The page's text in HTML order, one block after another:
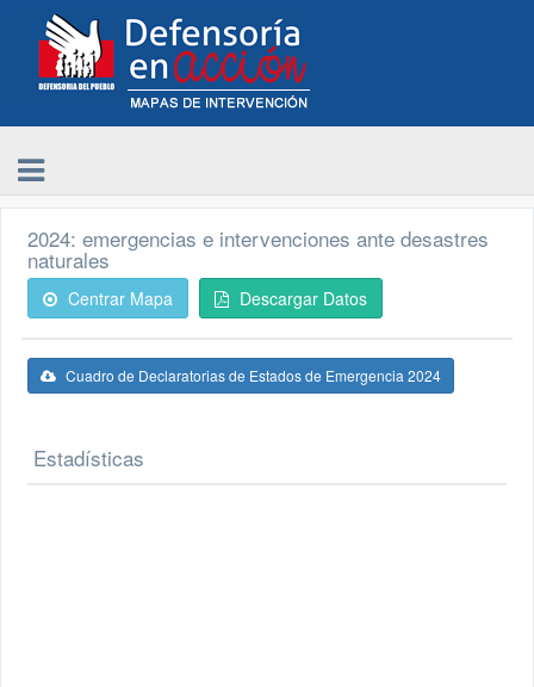
2024: emergencias e intervenciones ante desastres
naturales
Centrar Mapa Descargar Datos
Cuadro de Declaratorias de Estados de Emergencia 2024
Estadísticas